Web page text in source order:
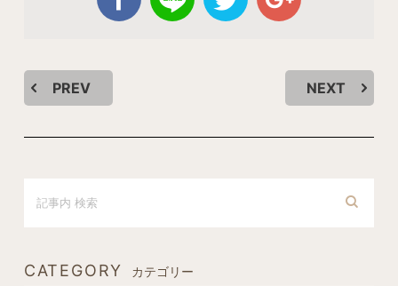
PREV NEXT
CATEGORY カテゴリー